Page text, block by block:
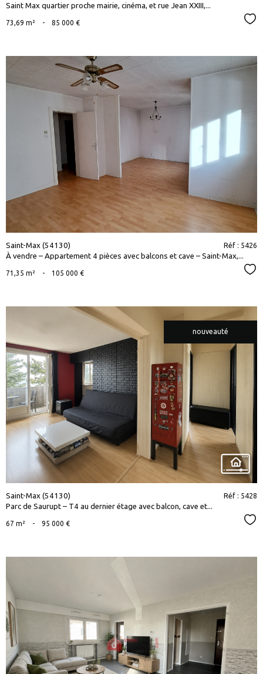
Saint Max quartier proche mairie, cinéma, et rue Jean XXIII,...
73,69 m² - 85 000 €
voir le
bien
Saint-Max (54130)
À vendre – Appartement 4 pièces avec balcons et cave – Saint-Max,...
Réf : 5426
71,35 m² - 105 000 €
nouveauté
voir le
bien
Saint-Max (54130)
Parc de Saurupt – T4 au dernier étage avec balcon, cave et...
Réf : 5428
67 m² - 95 000 €
voir le
bien